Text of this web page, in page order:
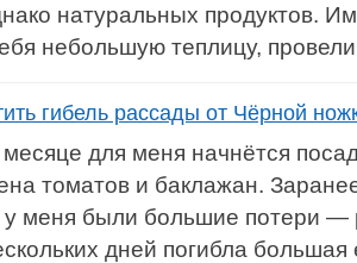
натуральных продуктов.
небольшую теплицу,
гибель рассады от Чёрной
для меня начнётся
томатов и баклажан.
меня были большие потери —
дней погибла большая